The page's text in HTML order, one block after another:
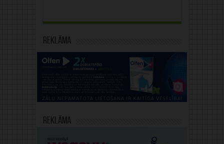
Reklāma
Reklāma